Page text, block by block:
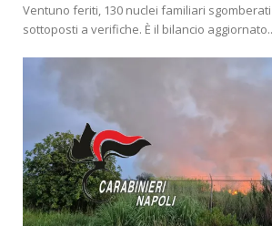
Ventuno feriti, 130 nuclei familiari
sottoposti a verifiche. È il bilancio